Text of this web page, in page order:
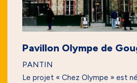
Pavillon Olympe de
PANTIN
Le projet « Chez Olympe » est